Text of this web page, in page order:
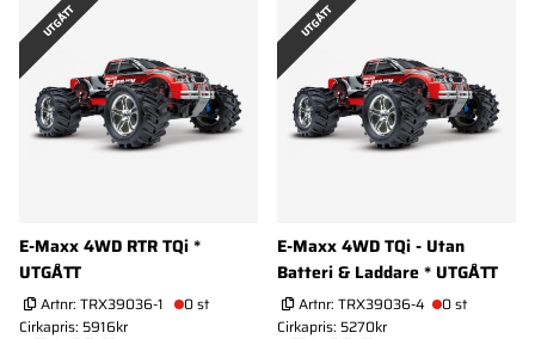
UTGÅTT
E-Maxx 4WD RTR TQi *
UTGÅTT
Artnr: TRX39036-1
0 st
Cirkapris: 5916kr
UTGÅTT
E-Maxx 4WD TQi - Utan
Batteri & Laddare * UTGÅTT
Artnr: TRX39036-4
0 st
Cirkapris: 5270kr